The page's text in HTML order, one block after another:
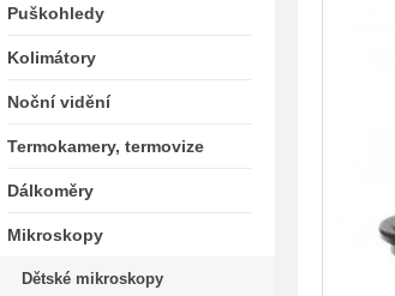
Puškohledy
Kolimátory
Noční vidění
Termokamery, termovize
Dálkoměry
Mikroskopy
Dětské mikroskopy